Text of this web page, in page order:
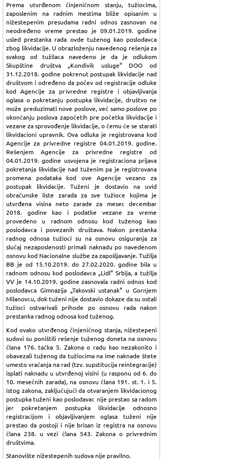
Prema utvrđenom činjeničnom stanju, tužiocima,
zaposlenim na radnim mestima bliže opisanim u
nižestepenim presudama radni odnos zasnovan na
neodređeno vreme prestao je 09.01.2019. godine
usled prestanka rada ovde tuženog kao poslodavca
zbog likvidacije. U obrazloženju navedenog rešenja za
svakog od tužilaca navedeno je da je odlukom
Skupštine društva „Kondivik usluge“ DOO od
31.12.2018. godine pokrenut postupak likvidacije nad
društvom i određeno da počev od registracije odluke
kod Agencije za privredne registre i objavljivanja
oglasa o pokretanju postupka likvidacije, društvo ne
može preduzimati nove poslove, već samo poslove po
okončanju poslova započetih pre početka likvidacije i
vezane za sprovođenje likvidacije, o čemu će se starati
likvidacioni upravnik. Ova odluka je registrovana kod
Agencije za privredne registre 04.01.2019. godine.
Rešenjem Agencije za privredne registre od
04.01.2019. godine usvojena je registraciona prijava
pokretanja likvidacije nad tuženim pa je registrovana
promena podataka kod ove Agencije vezano za
postupak likvidacije. Tuženi je dostavio na uvid
obračunske liste zarada za sve tužioce kojima je
utvrđena visina neto zarade za mesec decembar
2018. godine kao i podatke vezane za vreme
provedeno u radnom odnosu kod tuženog kao
poslodavca i povezanih društava. Nakon prestanka
radnog odnosa tužioci su na osnovu osiguranja za
slučaj nezaposlenosti primali naknadu po navedenom
osnovu kod Nacionalne službe za zapošljavanje. Tužilja
BB je od 15.10.2019. do 27.02.2020. godine bila u
radnom odnosu kod poslodavca „Lidl“ Srbija, a tužilja
VV je 14.10.2019. godine zasnovala radni odnos kod
poslodavca Gimnazija „Takovski ustanak“ u Gornjem
Milanovcu, dok tuženi nije dostavio dokaze da su ostali
tužioci ostvarivali prihode po osnovu rada nakon
prestanka radnog odnosa kod tuženog.
Kod ovako utvrđenog činjeničnog stanja, nižestepeni
sudovi su poništili rešenje tuženog doneta na osnovu
člana 176. tačka 5. Zakona o radu kao nezakonito i
obavezali tuženog da tužiocima na ime naknade štete
umesto vraćanja na rad (tzv. supstitucija reintegracije)
isplati naknadu u utvrđenoj visini (u rasponu od 6. do
10. mesečnih zarada), na osnovu člana 191. st. 1. i 5.
istog zakona, zaključujući da otvaranjem likvidacionog
postupka tuženi kao poslodavac nije prestao sa radom
jer pokretanjem postupka likvidacije odnosno
registracijom i objavljivanjem oglasa tuženi nije
prestao da postoji i nije brisan iz registra na osnovu
člana 238. u vezi člana 543. Zakona o privrednim
društvima.
Stanovište nižestepenih sudova nije pravilno.